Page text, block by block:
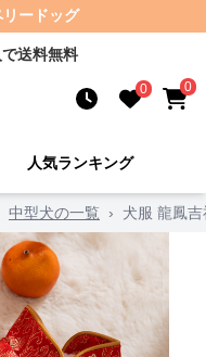
ードッグ
送料無料
0 0
人気ランキング
中型犬の一覧 › 犬服 龍鳳